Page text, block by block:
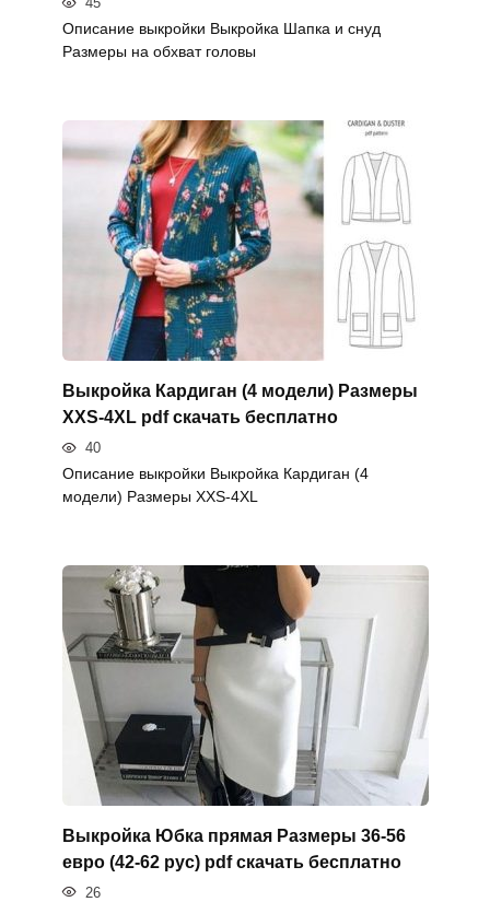
Описание выкройки Выкройка Шапка и снуд
Размеры на обхват головы
Выкройка Кардиган (4 модели) Размеры
XXS-4XL pdf скачать бесплатно
40
Описание выкройки Выкройка Кардиган (4
модели) Размеры XXS-4XL
Выкройка Юбка прямая Размеры 36-56
евро (42-62 рус) pdf скачать бесплатно
26